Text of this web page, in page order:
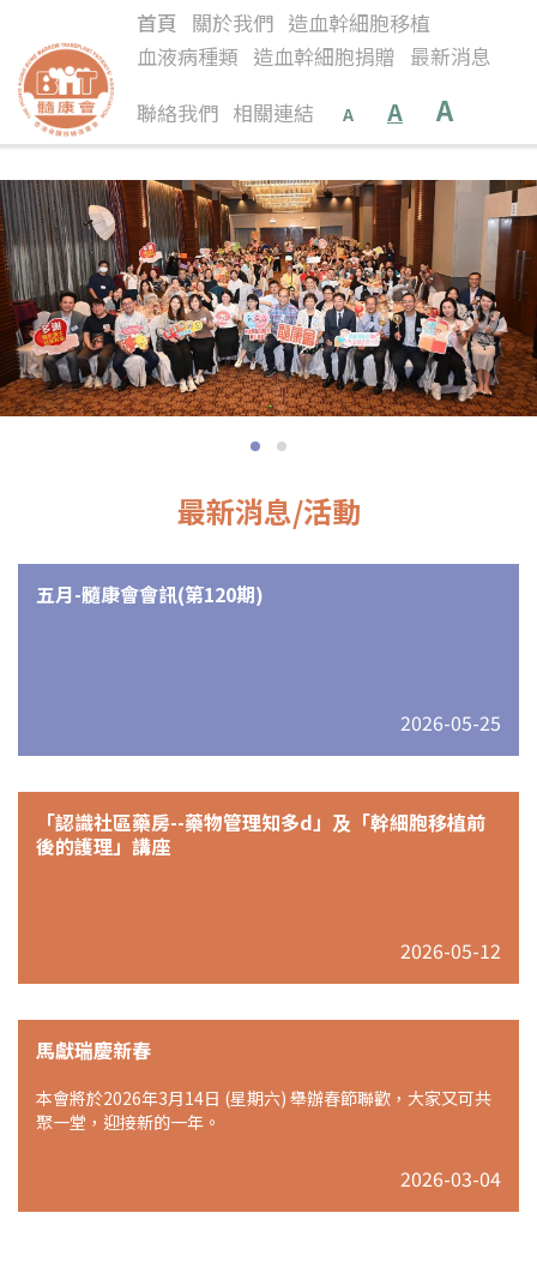
首頁 關於我們 造血幹細胞移植
血液病種類 造血幹細胞捐贈 最新消息
聯絡我們 相關連結 A A A
最新消息/活動
五月-髓康會會訊(第120期)
2026-05-25
「認識社區藥房--藥物管理知多d」及「幹細胞移植前
後的護理」講座
2026-05-12
馬獻瑞慶新春
本會將於2026年3月14日 (星期六) 舉辦春節聯歡，大家又可共
聚一堂，迎接新的一年。
2026-03-04